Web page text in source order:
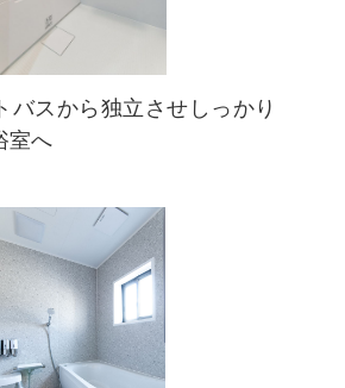
バスから独立させしっかり
室へ